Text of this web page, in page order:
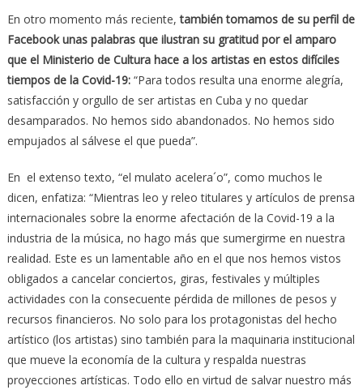
En otro momento más reciente,también tomamos de su perfil de
Facebook unas palabras que ilustran su gratitud por el amparo
que el Ministerio de Cultura hace a los artistas en estos difíciles
tiempos de la Covid-19:“Para todos resulta una enorme alegría,
satisfacción y orgullo de ser artistas en Cuba y no quedar
desamparados. No hemos sido abandonados. No hemos sido
empujados al sálvese el que pueda”.
En el extenso texto, “el mulato acelera´o”, como muchos le
dicen, enfatiza: “Mientras leo y releo titulares y artículos de prensa
internacionales sobre la enorme afectación de la Covid-19 a la
industria de la música, no hago más que sumergirme en nuestra
realidad. Este es un lamentable año en el que nos hemos vistos
obligados a cancelar conciertos, giras, festivales y múltiples
actividades con la consecuente pérdida de millones de pesos y
recursos financieros. No solo para los protagonistas del hecho
artístico (los artistas) sino también para la maquinaria institucional
que mueve la economía de la cultura y respalda nuestras
proyecciones artísticas. Todo ello en virtud de salvar nuestro más